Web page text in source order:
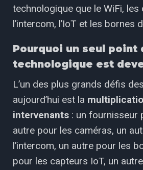
technologique que le WiFi, les
l’intercom, l’IoT et les bornes
Pourquoi un seul point
technologique est
L’un des plus grands défis
aujourd’hui est la
intervenants : un fournisseur
autre pour les caméras, un
l’intercom, un autre pour les
pour les capteurs IoT, un